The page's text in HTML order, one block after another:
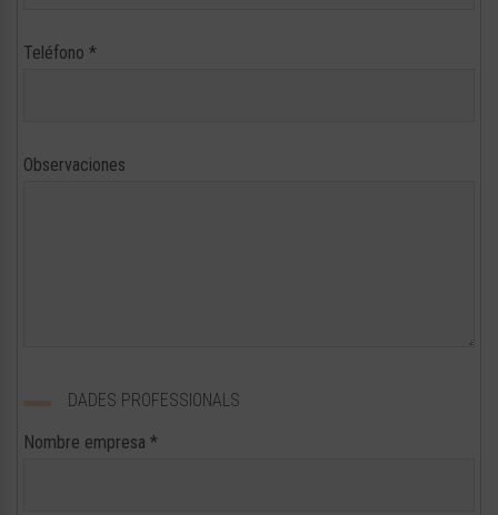
Teléfono *
Observaciones
DADES PROFESSIONALS
Nombre empresa *